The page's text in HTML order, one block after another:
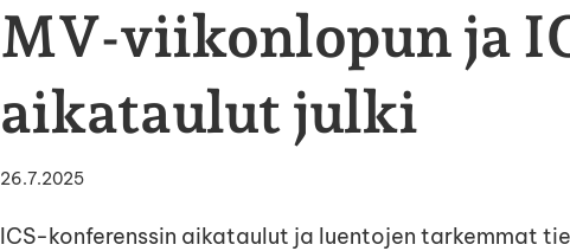
MV-viikonlopun ja
aikataulut julki
26.7.2025
ICS-konferenssin aikataulut ja luentojen tarkemmat